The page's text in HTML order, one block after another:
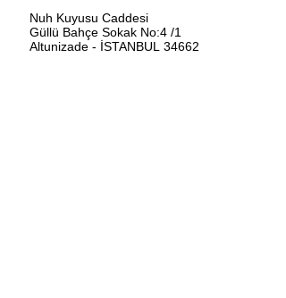
Nuh Kuyusu Caddesi
Güllü Bahçe Sokak No:4 /1
Altunizade - İSTANBUL 34662